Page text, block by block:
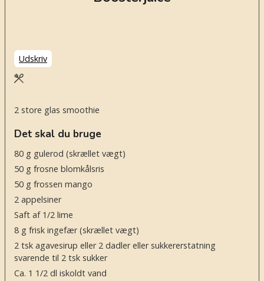
Udskriv
2 store glas smoothie
Det skal du bruge
80 g gulerod (skrællet vægt)
50 g frosne blomkålsris
50 g frossen mango
2 appelsiner
Saft af 1/2 lime
8 g frisk ingefær (skrællet vægt)
2 tsk agavesirup eller 2 dadler eller sukkererstatning
svarende til 2 tsk sukker
Ca. 1 1/2 dl iskoldt vand